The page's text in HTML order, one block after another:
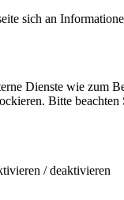
sich an
Dienste wie zum
Bitte
/ deaktivieren